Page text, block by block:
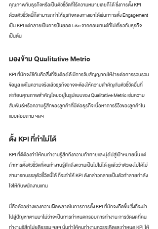
คุณภาพกับธุรกิจหรือเป็นตัวชี้วัดที่ไร้ความหมายเลยก็ได้ ซึ่งการตั้ง KPI
ด้วยตัวชี้วัดนี้ก็สามารถทำให้ธุรกิจหลงทางเอาได้เช่นกาารตั้ง Engagement
เป็น KPI แต่กลายเป็นการปั่นยอด Like จากคอนเทนต์ที่ไม่เกี่ยวกับธุรกิจ
เป็นต้น
มองข้าม Qualitative Metric
KPI ที่มักจะใช้กันคือสิ่งที่จับต้องได้ มีการจับสัญญาณให้ง่ายต่อการรวบรวม
ข้อมูล แต่ในความจริงแล้วธุรกิจอาจจะต้องให้ความสำคัญกับตัวชี้วัดอื่นที่
สะท้อนคุณภาพสำคัญโดยอยู่ในรูปแบบของ Qualitative Metric เช่นความ
สัมพันธ์หรือความรู้สึกของลูกค้าที่มีต่อธุรกิจ เนื้อหาการรีวิวของลูกค้าใน
แบบสอบถาม ฯลฯ
ตั้ง KPI ที่ทำไม่ได้
KPI ที่ดีต้องทำให้คนทำงานรู้สึกถึงความท้าทายและมุ่งไปสู่เป้าหมายนั้น แต่
ถ้าการตั้งตัวชี้วัดที่คนทำงานรู้สึกถึงความเป็นไปไม่ได้ ดูแล้วว่าตัวเองไม่ได้ไม่
สามารถบรรลุตัวชี้วัดนี้ได้ ก็จะทำให้ KPI ดังกล่าวกลายเป็นตัวทำลายกำลัง
ใจให้กับพนักงานแทน
นี่คือตัวอย่างของความผิดพลาดในการการตั้ง KPI ที่มักจะเกิดขึ้น ซึ่งก็จะนำ
ไปสู่ปัญหาตามมาไม่ว่าจะเป็นการกำหนดกรอบการทำงาน การวัดผลที่คน
ทำงานรู้สึกไม่ยุติธรรม ฯลฯ นั่นทำให้คนทำงานควรจะคิดและกำหนด KPI ให้